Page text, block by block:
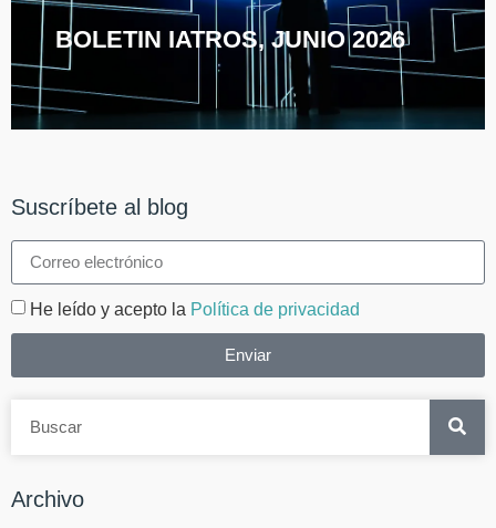
BOLETIN IATROS, JUNIO 2026
Suscríbete al blog
He leído y acepto la Política de privacidad
Enviar
Archivo